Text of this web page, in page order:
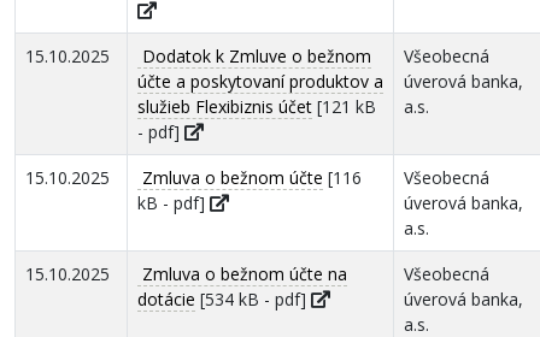
15.10.2025
Dodatok k Zmluve o bežnom
účte a poskytovaní produktov a
služieb Flexibiznis účet [121 kB
- pdf]
Všeobecná
úverová banka,
a.s.
15.10.2025 Zmluva o bežnom účte [116
kB - pdf]
Všeobecná
úverová banka,
a.s.
15.10.2025
Zmluva o bežnom účte na
dotácie [534 kB - pdf]
Všeobecná
úverová banka,
a.s.